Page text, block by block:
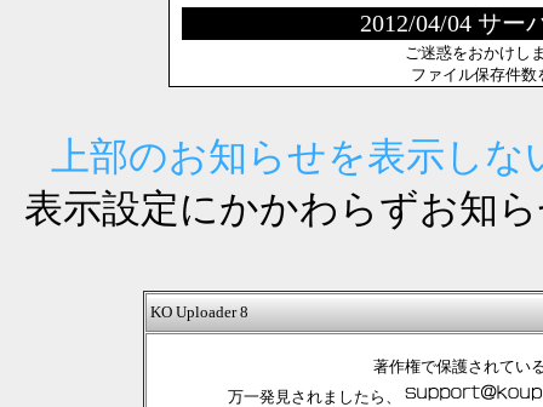
2012/04/04 サー
ご迷惑をおかけし
ファイル保存件
上部のお知らせを表示しな
表示設定にかかわらずお知
KO Uploader 8
著作権で保護されてい
万一発見されましたら、